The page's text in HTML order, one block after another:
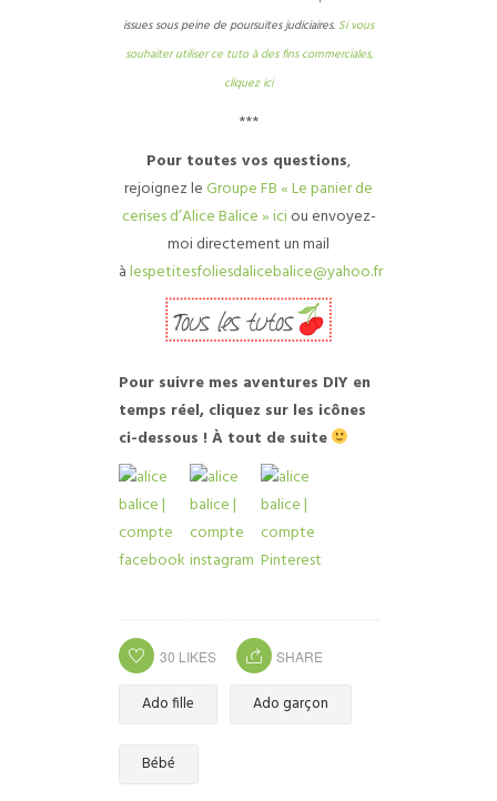
issues sous peine de poursuites judiciaires. Si vous
souhaiter utiliser ce tuto à des fins commerciales,
cliquez ici
***
Pour toutes vos questions,
rejoignez le Groupe FB « Le panier de
cerises d’Alice Balice » iciou envoyez-
moi directement un mail
àlespetitesfoliesdalicebalice@yahoo.fr
Pour suivre mes aventures DIY en
temps réel, cliquez sur les icônes
ci-dessous ! À tout de suite
30 LIKES SHARE
Ado fille Ado garçon
Bébé